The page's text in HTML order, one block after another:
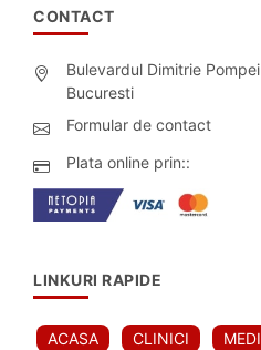
CONTACT
Bulevardul Dimitrie
Bucuresti
Formular de contact
Plata online prin::
LINKURI RAPIDE
ACASA CLINICI